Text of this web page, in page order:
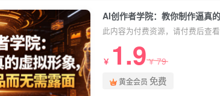
此内容为付费资源，请付费后查看
￥ 1.9￥79
黄金会员 免费